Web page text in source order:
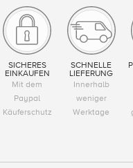
SICHERES
EINKAUFEN
Mit dem
Paypal
Käuferschutz
SCHNELLE
LIEFERUNG
Innerhalb
weniger
Werktage